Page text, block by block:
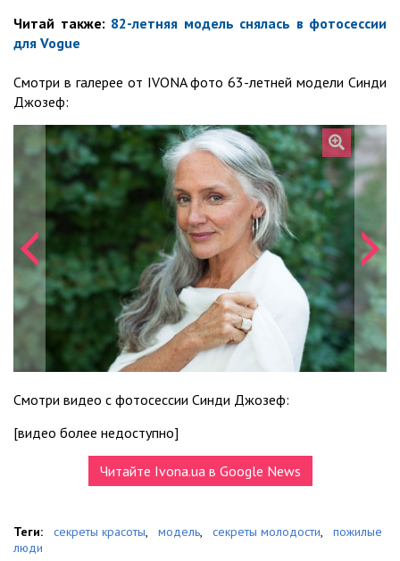
Читай также: 82-летняя модель снялась в фотосессии
для Vogue
Смотри в галерее от IVONA фото 63-летней модели Синди
Джозеф:
Смотри видео с фотосессии Синди Джозеф:
[видео более недоступно]
Читайте Ivona.ua в Google News
Теги: секреты красоты, модель, секреты молодости,
пожилые
люди